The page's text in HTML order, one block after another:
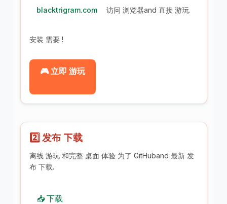
blacktrigram.com 访问 浏览器and 直接 游玩.
安装 需要 !
🎮 立即 游玩
2️⃣ 发布 下载
离线 游玩 和完整 桌面 体验 为了 GitHuband 最新 发
布 下载.
📥 下载